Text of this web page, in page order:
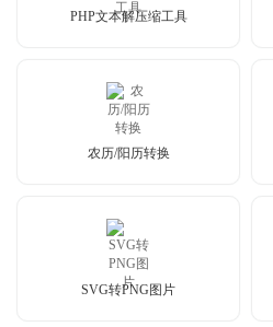
PHP文本解压缩工具
农历/阳历转换
SVG转PNG图片